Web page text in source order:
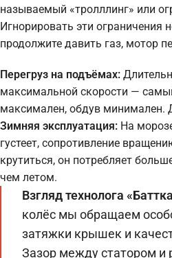
называемый «тролллинг» или
Игнорировать эти ограничения
продолжите давить газ, мотор
Перегруз на подъёмах:
максимальной скорости —
максимален, обдув минимален.
Зимняя эксплуатация: На
густеет, сопротивление
крутиться, он потребляет
чем летом.
Взгляд технолога
колёс мы обращаем
затяжки крышек и
Зазор между статором и